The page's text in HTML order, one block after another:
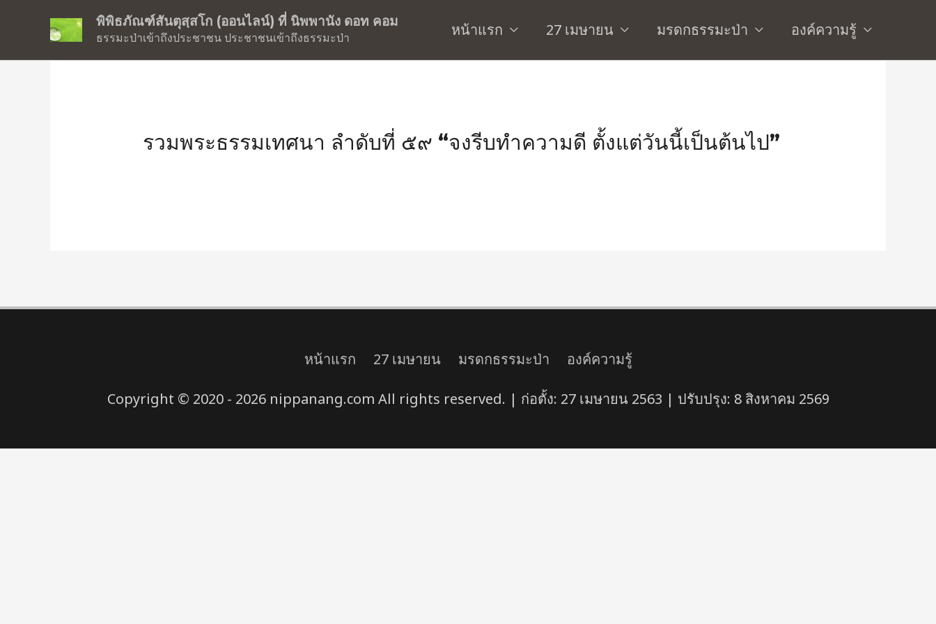
พิพิธภัณฑ์สันตุสฺสโก (ออนไลน์) ที่ นิพพานัง ดอท คอม
ธรรมะป่าเข้าถึงประชาชน ประชาชนเข้าถึงธรรมะป่า หน้าแรก 27 เมษายน มรดกธรรมะป่า องค์ความรู้
รวมพระธรรมเทศนา ลำดับที่ ๕๙ “จงรีบทำความดี ตั้งแต่วันนี้เป็นต้นไป”
หน้าแรก 27 เมษายน มรดกธรรมะป่า องค์ความรู้
Copyright © 2020 - 2026 nippanang.com All rights reserved. | ก่อตั้ง: 27 เมษายน 2563 | ปรับปรุง: 8 สิงหาคม 2569